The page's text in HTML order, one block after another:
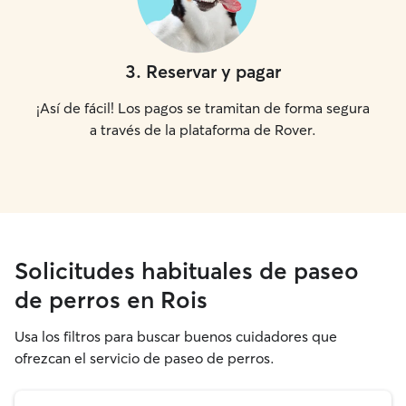
3. Reservar y pagar
¡Así de fácil! Los pagos se tramitan de forma segura
a través de la plataforma de Rover.
Solicitudes habituales de paseo
de perros en Rois
Usa los filtros para buscar buenos cuidadores que
ofrezcan el servicio de paseo de perros.